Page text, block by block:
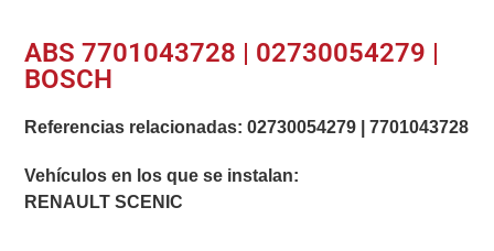
ABS 7701043728 | 02730054279 |
BOSCH
Referencias relacionadas:02730054279 |7701043728
Vehículos en los que se instalan:
RENAULT SCENIC